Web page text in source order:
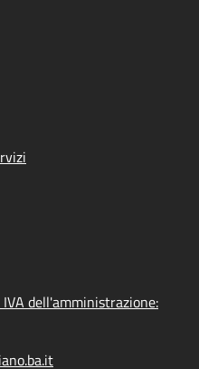
dell'amministrazione: